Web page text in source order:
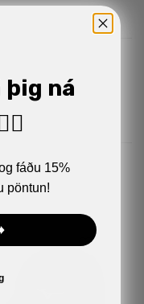
ná
fáðu 15%
pöntun!